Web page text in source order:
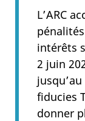
L’ARC
intérêts
2 juin
fiducies
donner